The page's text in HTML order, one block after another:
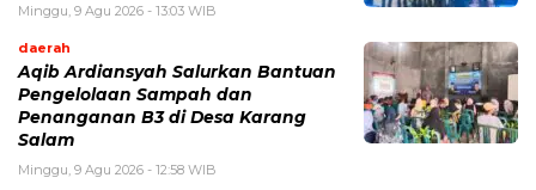
Minggu, 9 Agu 2026 - 13:03 WIB
daerah
Aqib Ardiansyah Salurkan Bantuan
Pengelolaan Sampah dan
Penanganan B3 di Desa Karang
Salam
Minggu, 9 Agu 2026 - 12:58 WIB